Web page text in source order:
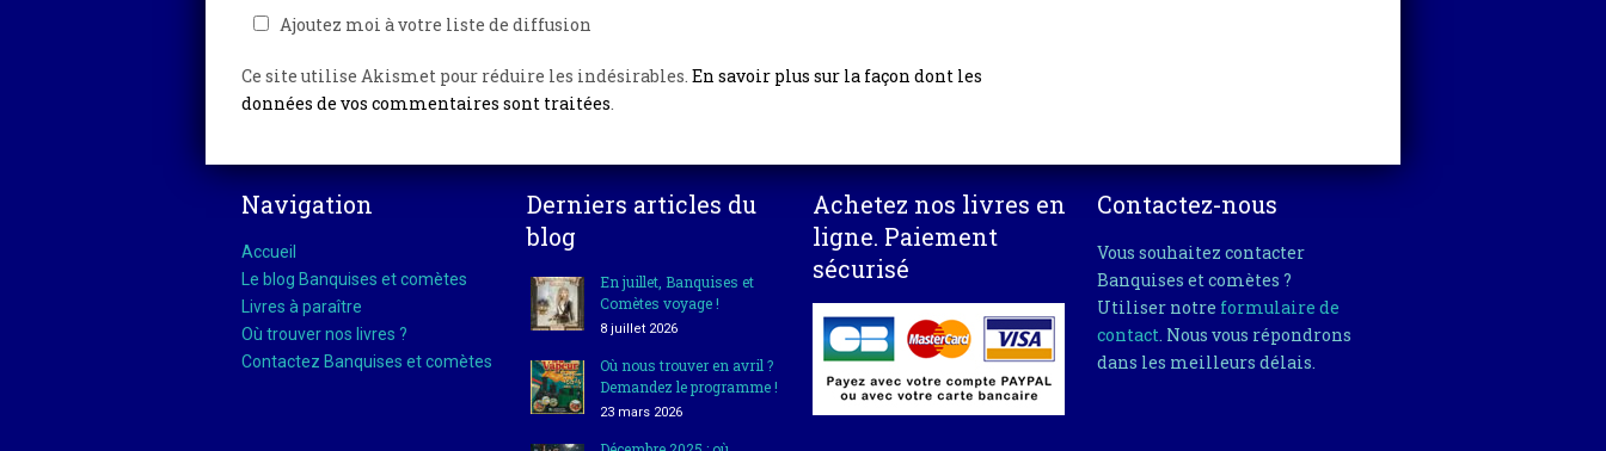
Ajoutez moi à votre liste de diffusion
Ce site utilise Akismet pour réduire les indésirables. En savoir plus sur la façon dont les
données de vos commentaires sont traitées.
Navigation
Accueil
Le blog Banquises et comètes
Livres à paraître
Où trouver nos livres ?
Contactez Banquises et comètes
Derniers articles du
blog
En juillet, Banquises et
Comètes voyage !
8 juillet 2026
Où nous trouver en avril ?
Demandez le programme !
23 mars 2026
Achetez nos livres en
ligne. Paiement
sécurisé
Contactez-nous
Vous souhaitez contacter
Banquises et comètes ?
Utiliser notre formulaire de
contact. Nous vous répondrons
dans les meilleurs délais.